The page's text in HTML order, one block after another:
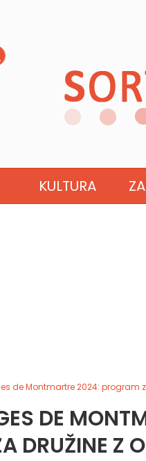
KULTURA
de Montmartre 2024: program
DE
DRUŽINE Z